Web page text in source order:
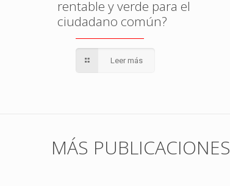
rentable y verde para el
ciudadano común?
Leer más
MÁS PUBLICACIONES